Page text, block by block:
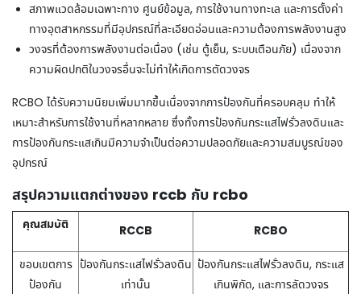
สภาพแวดล้อมเฉพาะทาง ศูนย์ข้อมูล, การใช้งานทางทะเล และการตั้งค่า
ทางอุตสาหกรรมที่มีอุปกรณ์ที่ละเอียดอ่อนและความต้องการพลังงานสูง
วงจรที่ต้องการพลังงานต่อเนื่อง (เช่น ตู้เย็น, ระบบเตือนภัย) เนื่องจาก
ความผิดปกติในวงจรอื่นจะไม่ทำให้เกิดการตัดวงจร
RCBO ได้รับความนิยมเพิ่มมากขึ้นเนื่องจากการป้องกันที่ครอบคลุม ทำให้
เหมาะสำหรับการใช้งานที่หลากหลาย ซึ่งทั้งการป้องกันกระแสไฟรั่วลงดินและ
การป้องกันกระแสเกินมีความจำเป็นต่อความปลอดภัยและความสมบูรณ์ของ
อุปกรณ์
สรุปความแตกต่างของ rccb กับ rcbo
คุณสมบัติ RCCB RCBO
ขอบเขตการ
ป้องกัน
ป้องกันกระแสไฟรั่วลงดิน
เท่านั้น
ป้องกันกระแสไฟรั่วลงดิน, กระแส
เกินพิกัด, และการลัดวงจร